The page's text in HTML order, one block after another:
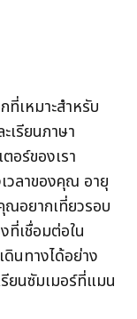
ที่เหมาะสำหรับ
เรียนภาษา
อร์ของเรา
วลาของคุณ อายุ
ณอยากเที่ยวรอบ
ที่เชื่อมต่อใน
ดินทางได้อย่าง
ยนซัมเมอร์ที่แมน